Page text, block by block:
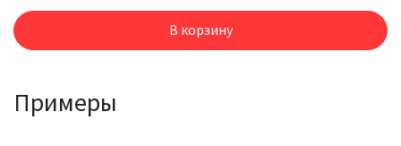
Флаеры
В корзину
Примеры